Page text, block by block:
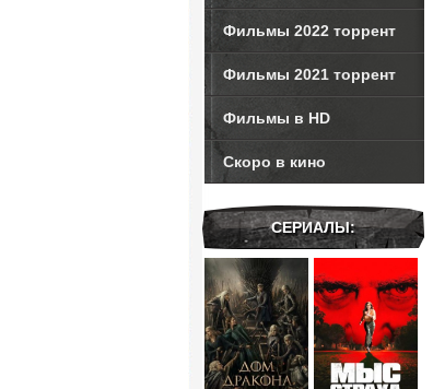
Фильмы 2022 торрент
Фильмы 2021 торрент
Фильмы в HD
Скоро в кино
СЕРИАЛЫ: